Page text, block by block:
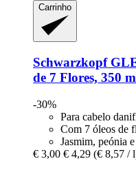
Carrinho
Schwarzkopf
de 7 Flores, 350
-30%
Para cabelo
Com 7 óleos de
Jasmim, peónia
€ 3,00 € 4,29 (€ 8,57 /